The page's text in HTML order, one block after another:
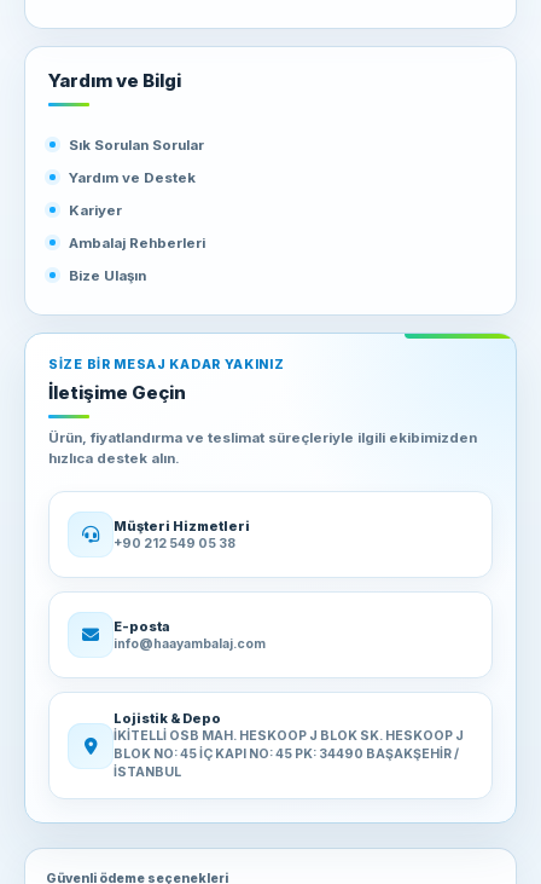
Yardım ve Bilgi
Sık Sorulan Sorular
Yardım ve Destek
Kariyer
Ambalaj Rehberleri
Bize Ulaşın
SIZE BIR MESAJ KADAR YAKINIZ
İletişime Geçin
Ürün, fiyatlandırma ve teslimat süreçleriyle ilgili ekibimizden
hızlıca destek alın.
Müşteri Hizmetleri
+90 212 549 05 38
E-posta
info@haayambalaj.com
Lojistik & Depo
İKİTELLİ OSB MAH. HESKOOP J BLOK SK. HESKOOP J
BLOK NO: 45 İÇ KAPI NO: 45 PK: 34490 BAŞAKŞEHİR /
İSTANBUL
Güvenli ödeme seçenekleri